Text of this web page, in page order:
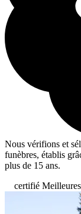
Nous vérifions et
funèbres, établis
plus de 15 ans.
certifié